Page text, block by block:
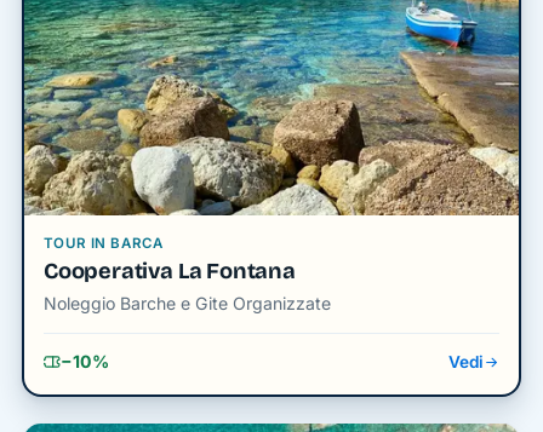
TOUR IN BARCA
Cooperativa La Fontana
Noleggio Barche e Gite Organizzate
−10% Vedi